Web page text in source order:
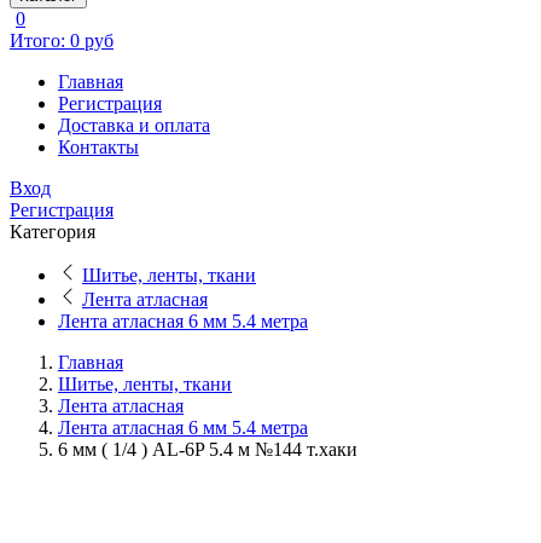
0
Итого: 0 руб
Главная
Регистрация
Доставка и оплата
Контакты
Вход
Регистрация
Категория
Шитье, ленты, ткани
Лента атласная
Лента атласная 6 мм 5.4 метра
Главная
Шитье, ленты, ткани
Лента атласная
Лента атласная 6 мм 5.4 метра
6 мм ( 1/4 ) AL-6P 5.4 м №144 т.хаки